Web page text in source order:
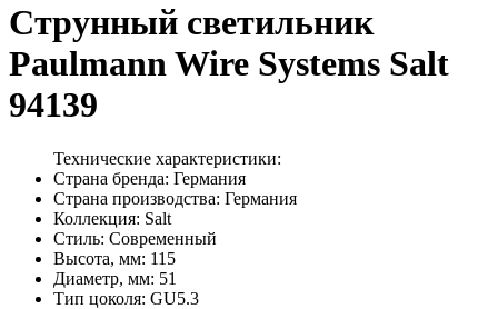
Струнный светильник
Paulmann Wire Systems Salt
94139
Технические характеристики:
Страна бренда: Германия
Страна производства: Германия
Коллекция: Salt
Стиль: Современный
Высота, мм: 115
Диаметр, мм: 51
Тип цоколя: GU5.3